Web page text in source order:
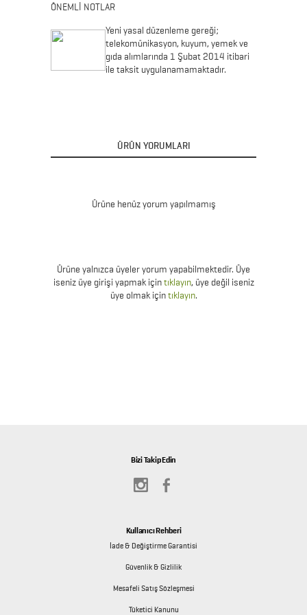
ÖNEMLİ NOTLAR
Yeni yasal düzenleme gereği;
telekomünikasyon, kuyum, yemek ve
gıda alımlarında 1 Şubat 2014 itibari
ile taksit uygulanamamaktadır.
ÜRÜN YORUMLARI
Ürüne henüz yorum yapılmamış
Ürüne yalnızca üyeler yorum yapabilmektedir. Üye
iseniz üye girişi yapmak içintıklayın, üye değil iseniz
üye olmak içintıklayın.
Bizi Takip Edin
Kullanıcı Rehberi
İade & Değiştirme Garantisi
Güvenlik & Gizlilik
Mesafeli Satış Sözleşmesi
Tüketici Kanunu